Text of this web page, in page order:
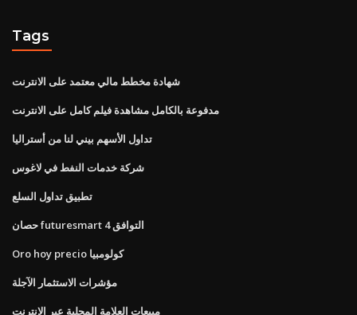
Tags
شهادة مخطط مالي معتمد على الانترنت
مدفوعة بالكامل مشاهدة فيلم كامل على الانترنت
تداول الأسهم بيني لنا من أستراليا
شركة خدمات النفط في لاغوس
تطبيق تداول السلع
حصان futuresmart 4 التوافق
Oro hoy precio كولومبيا
مؤشرات الاستثمار الآجلة
مبيعات العلامة المحلية عبر الإنترنت